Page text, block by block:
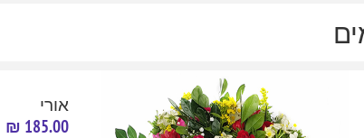
אורי
185.00 ₪